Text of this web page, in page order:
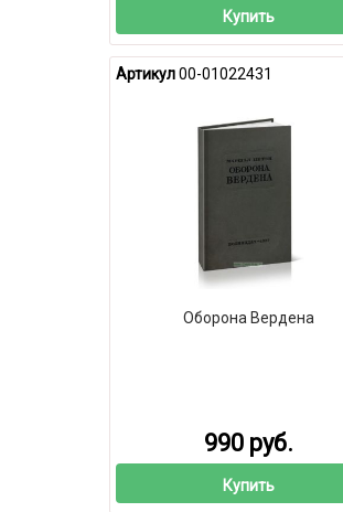
Купить
Артикул00-01022431
Оборона Вердена
990 руб.
Купить